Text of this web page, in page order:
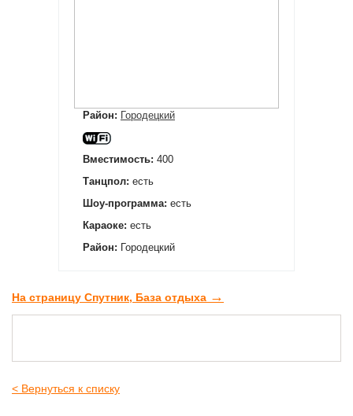
Район: Городецкий
Вместимость: 400
Танцпол: есть
Шоу-программа: есть
Караоке: есть
Район: Городецкий
На страницу Спутник, База отдыха →
< Вернуться к списку